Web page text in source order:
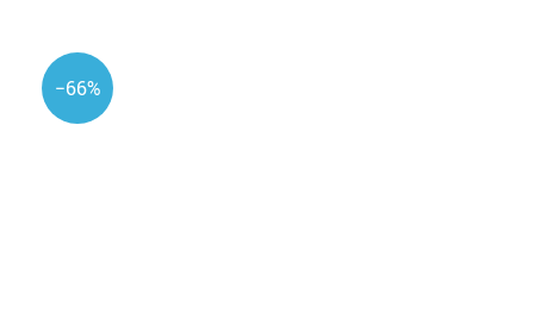
−66%